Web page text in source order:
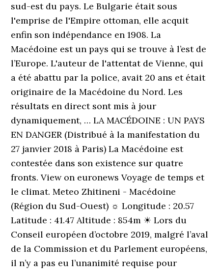
sud-est du pays. Le Bulgarie était sous
l'emprise de l'Empire ottoman, elle acquit
enfin son indépendance en 1908. La
Macédoine est un pays qui se trouve à l’est de
l’Europe. L'auteur de l'attentat de Vienne, qui
a été abattu par la police, avait 20 ans et était
originaire de la Macédoine du Nord. Les
résultats en direct sont mis à jour
dynamiquement, … LA MACÉDOINE : UN PAYS
EN DANGER (Distribué à la manifestation du
27 janvier 2018 à Paris) La Macédoine est
contestée dans son existence sur quatre
fronts. View on euronews Voyage de temps et
le climat. Meteo Zhitineni - Macédoine
(Région du Sud-Ouest) ☼ Longitude : 20.57
Latitude : 41.47 Altitude : 854m ☀ Lors du
Conseil européen d’octobre 2019, malgré l’aval
de la Commission et du Parlement européens,
il n’y a pas eu l’unanimité requise pour